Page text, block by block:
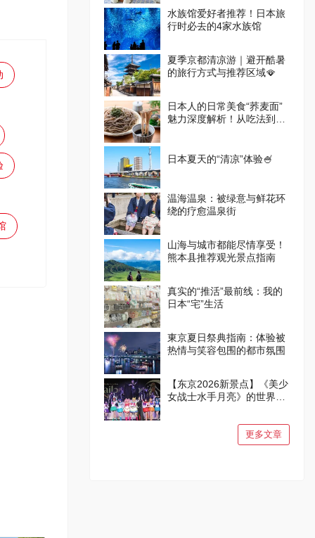
水族馆爱好者推荐！日本旅
行时必去的4家水族馆
夏季京都清凉游｜避开酷暑
的旅行方式与推荐区域🪭
日本人的日常美食“荞麦面”
魅力深度解析！从吃法到体
日本夏天的“清凉”体验🍧
温海温泉：被绿意与鲜花环
绕的疗愈温泉街
山海与城市都能尽情享受！
熊本县推荐观光景点指南
真实的“推活”最前线：我的
日本“宅”生活
東京夏日祭典指南：体验被
热情与笑容包围的都市氛围
【东京2026新景点】《美少
女战士水手月亮》的世界在
更多文章